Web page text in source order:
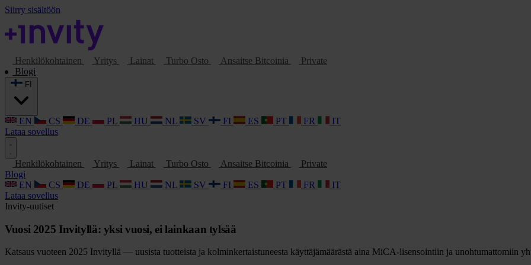
Siirry sisältöön
Henkilökohtainen Yritys Lainat Turbo Osto Ansaitse Bitcoinia
Private
Blogi
EN CS DE PL HU NL SV FI ES PT FR
IT
Lataa sovellus
Henkilökohtainen Yritys Lainat Turbo Osto Ansaitse Bitcoinia
Private
Blogi
EN
CS DE PL HU NL SV FI ES PT FR
IT
Lataa sovellus
Invity-uutiset
Vuosi 2025 Invityllä: yksi vuosi, ei lainkaan tylsää
Katsaus vuoteen 2025 Invityllä — uusista tuotteista ja kolminkertaistuneesta käyttäjämäärästä aina MiCA-lisensointiin ja unohtumattomiin